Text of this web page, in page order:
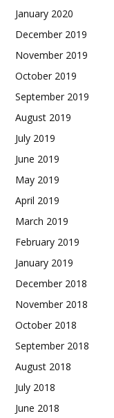
January 2020
December 2019
November 2019
October 2019
September 2019
August 2019
July 2019
June 2019
May 2019
April 2019
March 2019
February 2019
January 2019
December 2018
November 2018
October 2018
September 2018
August 2018
July 2018
June 2018